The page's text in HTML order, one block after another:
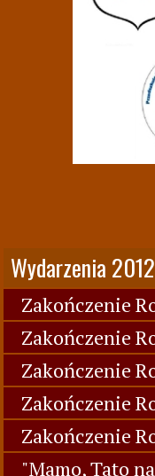
Wydarzenia
Zakończenie
Zakończenie
Zakończenie
Zakończenie
Zakończenie
"Mamo, Tato